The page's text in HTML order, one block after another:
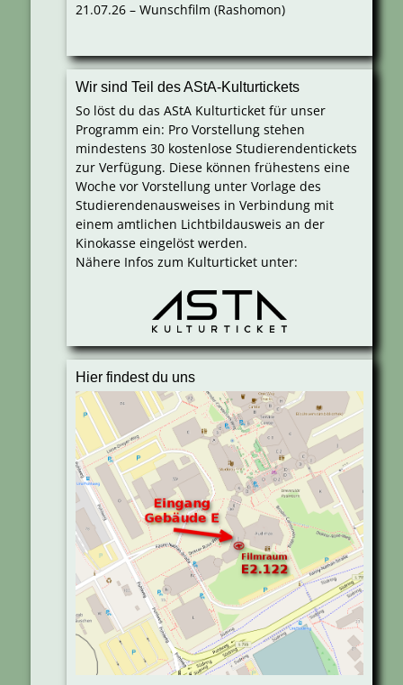
21.07.26 – Wunschfilm (Rashomon)
Wir sind Teil des AStA-Kulturtickets
So löst du das AStA Kulturticket für unser
Programm ein: Pro Vorstellung stehen
mindestens 30 kostenlose Studierendentickets
zur Verfügung. Diese können frühestens eine
Woche vor Vorstellung unter Vorlage des
Studierendenausweises in Verbindung mit
einem amtlichen Lichtbildausweis an der
Kinokasse eingelöst werden.
Nähere Infos zum Kulturticket unter:
Hier findest du uns